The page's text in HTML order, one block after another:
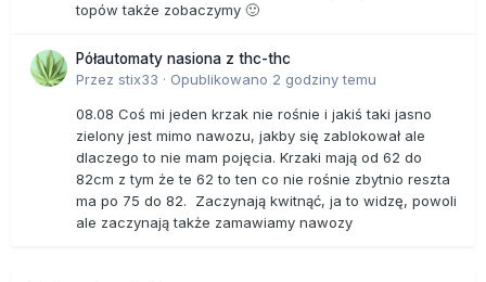
topów także zobaczymy 🙂
Półautomaty nasiona z thc-thc
Przez stix33 · Opublikowano 2 godziny temu
08.08 Coś mi jeden krzak nie rośnie i jakiś taki jasno
zielony jest mimo nawozu, jakby się zablokował ale
dlaczego to nie mam pojęcia. Krzaki mają od 62 do
82cm z tym że te 62 to ten co nie rośnie zbytnio reszta
ma po 75 do 82. Zaczynają kwitnąć, ja to widzę, powoli
ale zaczynają także zamawiamy nawozy